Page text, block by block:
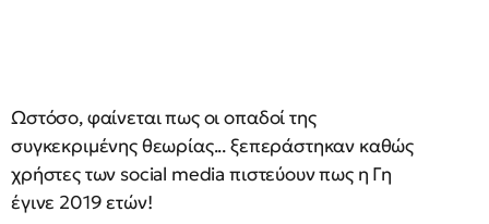
Ωστόσο, φαίνεται πως οι οπαδοί της
συγκεκριμένης θεωρίας... ξεπεράστηκαν καθώς
χρήστες των social media πιστεύουν πως η Γη
έγινε 2019 ετών!